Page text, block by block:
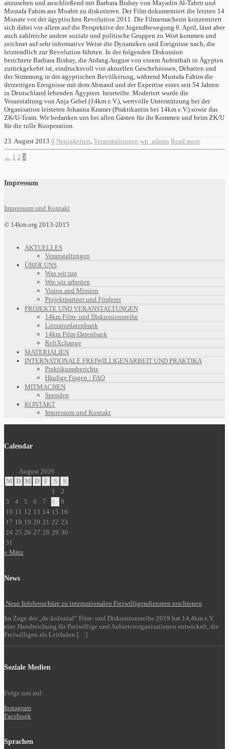
anzusehen und anschließend mit Barbara Bishay von Mayadin Al-Tahrir und
Mustafa Fahim aus Moabit zu diskutieren. Der Film dokumentiert die letzten 14
Monate vor der ägyptischen Revolution 2011. Die Filmemacherin konzentriert
sich dabei vor allem auf die Perspektive der Jugendbewegung 6. April, lässt aber
auch zahlreiche andere soziale und politische Gruppen zu Wort kommen und
zeichnet auf sehr informative Weise die Dynamiken und Ereignisse nach, die
letztendlich zur Revolution führten. In der folgenden Diskussion
berichtete Barbara Bishay, die Anfang August von einem Aufenthalt in Ägypten
zurückgekehrt ist, eindrucksvoll von aktuellen Geschehnissen, Debatten und
der Stimmung in der ägyptischen Bevölkerung, während Mustafa Fahim die
derzeitigen Ereignisse mit dem Abstand und der Expertise eines seit 54 Jahren
in Deutschland lebenden Ägypters beurteilte. Moderiert wurde die
Veranstaltung von Anja Gebel (14km e.V.), wertvolle Unterstützung bei der
Organisation leisteten Johanna Kramer (Praktikantin bei 14km e.V.) sowie das
ZK/U-Team. Wir bedanken uns bei allen Gästen für ihr Kommen und beim ZK/U
für die tolle Kooperation.
23. August 2013 0 Neuigkeiten, Veranstaltungen wp_admin Read more
← 1 2 3
Impressum
Impressum und Kontakt
© 14km.org 2013-2015
AKTUELLES
Veranstaltungen
ÜBER UNS
Was wir tun
Wie wir arbeiten
Vision and Mission
Projektpartner und Förderer
PROJEKTE UND VERANSTALTUNGEN
14km Film- und Diskussionsreihe
Literaturdatenbank
14km Film-Datenbank
ReliXchange
MATERIALIEN
INTERNATIONALE FREIWILLIGENARBEIT UND PRAKTIKA
Praktikumsberichte
Häufige Fragen / FAQ
MITMACHEN
Spenden
KONTAKT
Impressum und Kontakt
Calendar
August 2026
M D M D F S
S
1
2
3
4 5 6 7 8
9
10 11 12 13 14 15 16
17 18 19 20 21 22 23
24 25 26 27 28 29 30
31
« März
News
Neue Infobroschüre zu internationalen Freiwilligendiensten erschienen
Im Zuge der „de:kolonial“ Film- und Diskussionsreihe 2019 hat 14,4km e.V.
eine Handreichung für Freiwillige und Anbieterorganisationen entwickelt, die
Freiwilligen als Leitfaden […]
Soziale Medien
Folge uns auf
Instagram
Facebook
Sprachen